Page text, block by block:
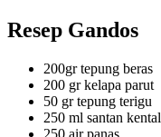
Resep Gandos
200gr tepung beras
200 gr kelapa parut
50 gr tepung terigu
250 ml santan kental
250 air panas